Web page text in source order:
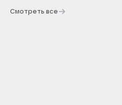
Смотреть все